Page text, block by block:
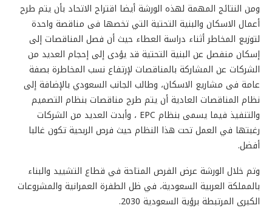
ومن النتائج المهمة لهذه الورشة أيضا اقتراح الاتحاد بأن يتم طرح
أعمال الاسكان والبنية التحتية التي تخصها فى مناقصة واحدة
لتوزيع المخاطر أثناء دراسة العطاء حيث أن فصل المناقصات إلى
إسكان منفصل عن البنية التحتية قد يؤدى إلى إحجام العديد من
الشركات عن المشاركة بالمناقصات لإرتفاع نسب المخاطرة بصفة
عامة فى مشاريع الاسكان، وطالب الجانب السعودي بالإضافة إلى
نظام المناقصات العادية أن يتم طرح مناقصات بنظام التصميم
والتنفيذ فيما يسمى بنظام EPC ، وأبدت العديد من الشركات
رغبتها في العمل تحت هذا النظام حيث فرص الربحية تكون غالبا
أفضل.
وتم خلال الورشة عرض الفرص المتاحة في قطاع التشييد والبناء
بالمملكة العربية السعودية، في ظل الطفرة العمرانية والمشروعات
الكبرى المرتبطة برؤية السعودية 2030.